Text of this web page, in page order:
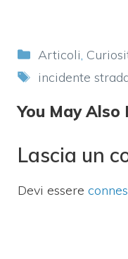
Categorie
Articoli,
Tag
incidente
You May Also
Lascia un
Devi essere